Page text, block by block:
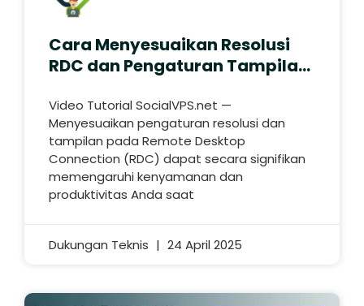
Cara Menyesuaikan Resolusi
RDC dan Pengaturan Tampilan
Video Tutorial SocialVPS.net —
Menyesuaikan pengaturan resolusi dan
tampilan pada Remote Desktop
Connection (RDC) dapat secara signifikan
memengaruhi kenyamanan dan
produktivitas Anda saat
Dukungan Teknis 24 April 2025